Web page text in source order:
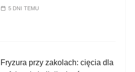
5 DNI TEMU
Fryzura przy zakolach: cięcia dla